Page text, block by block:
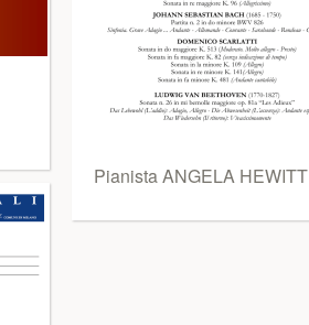
Pianista ANGELA HEWITT